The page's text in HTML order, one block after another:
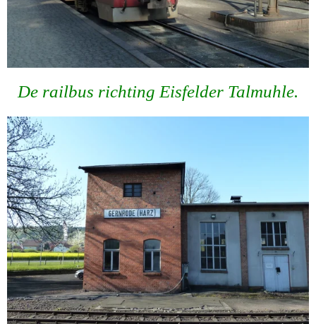
De railbus richting Eisfelder Talmuhle.